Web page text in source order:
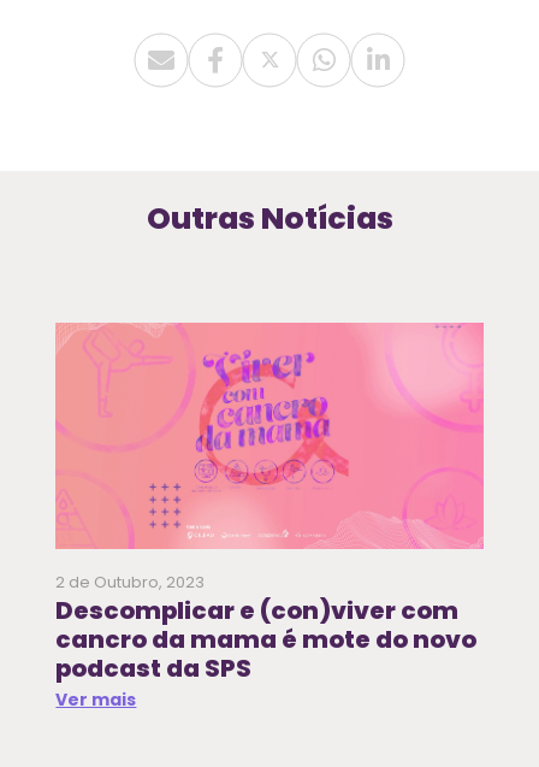
Outras Notícias
2 de Outubro, 2023
Descomplicar e (con)viver com
cancro da mama é mote do novo
podcast da SPS
Ver mais